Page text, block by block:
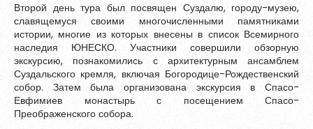
Второй день тура был посвящен Суздалю, городу-музею,
славящемуся своими многочисленными памятниками
истории, многие из которых внесены в список Всемирного
наследия ЮНЕСКО. Участники совершили обзорную
экскурсию, познакомились с архитектурным ансамблем
Суздальского кремля, включая Богородице-Рождественский
собор. Затем была организована экскурсия в Спасо-
Евфимиев монастырь с посещением Спасо-
Преображенского собора.
Уже зарегистрированы?Войти